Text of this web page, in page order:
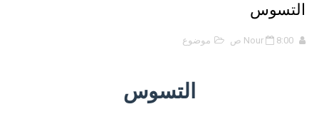
التسوس
Nour 8:00 ص موضوع
التسوس